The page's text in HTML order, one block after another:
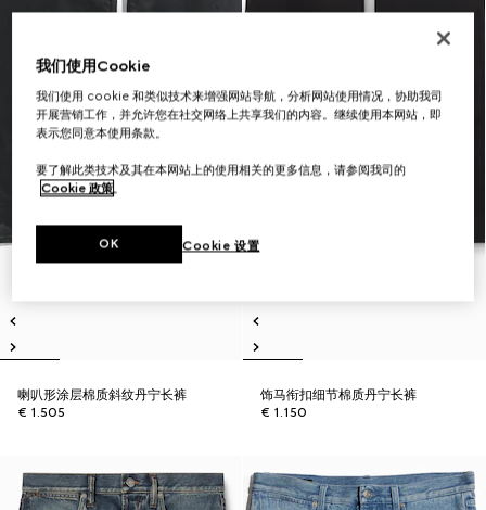
喇叭形涂层棉质斜纹丹宁长裤
€ 1.505
饰马衔扣细节棉质丹宁长裤
€ 1.150
我们使用Cookie
我们使用 cookie 和类似技术来增强网站导航，分析网站使用情况，协助我司
开展营销工作，并允许您在社交网络上共享我们的内容。继续使用本网站，即
表示您同意本使用条款。
要了解此类技术及其在本网站上的使用相关的更多信息，请参阅我司的
Cookie 政策。
Cookie 设置
OK